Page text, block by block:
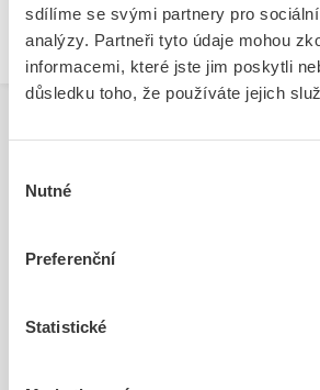
sdílíme se svými partnery pro
analýzy. Partneři tyto údaje mohou
informacemi, které jste jim poskytli
důsledku toho, že používáte jejich
souhlasu
Nutné
Preferenční
Statistické